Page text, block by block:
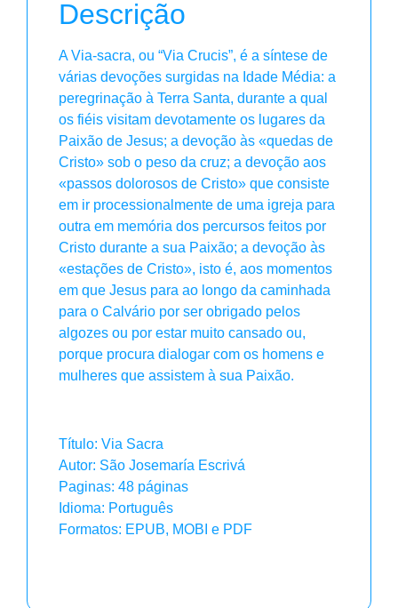
Descrição
A Via-sacra, ou “Via Crucis”, é a síntese de
várias devoções surgidas na Idade Média: a
peregrinação à Terra Santa, durante a qual
os fiéis visitam devotamente os lugares da
Paixão de Jesus; a devoção às «quedas de
Cristo» sob o peso da cruz; a devoção aos
«passos dolorosos de Cristo» que consiste
em ir processionalmente de uma igreja para
outra em memória dos percursos feitos por
Cristo durante a sua Paixão; a devoção às
«estações de Cristo», isto é, aos momentos
em que Jesus para ao longo da caminhada
para o Calvário por ser obrigado pelos
algozes ou por estar muito cansado ou,
porque procura dialogar com os homens e
mulheres que assistem à sua Paixão.
Título: Via Sacra
Autor: São Josemaría Escrivá
Paginas: 48 páginas
Idioma: Português
Formatos: EPUB, MOBI e PDF